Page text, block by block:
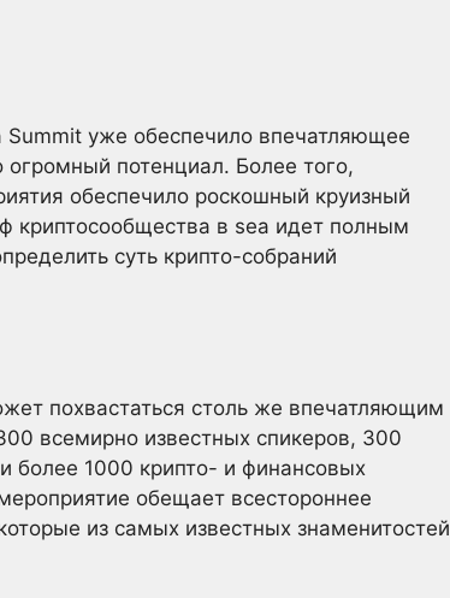
уже обеспечило впечатляющее
потенциал. Более того,
обеспечило роскошный круизный
в sea идет полным
суть крипто-собраний
похвастаться столь же впечатляющим
всемирно известных спикеров, 300
более 1000 крипто- и финансовых
обещает всестороннее
из самых известных знаменитостей